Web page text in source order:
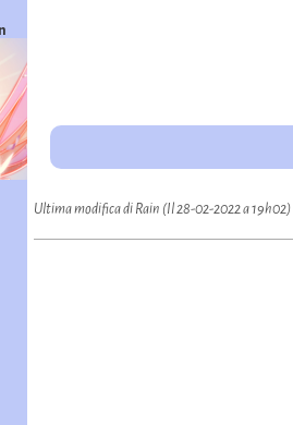
Ultima modifica di Rain (Il 28-02-2022 a 19h02)